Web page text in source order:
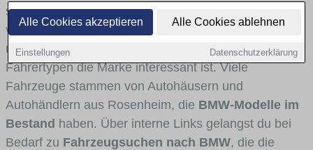
Alle Cookies akzeptieren Alle Cookies ablehnen
Einstellungen Datenschutzerklärung
skizzieren, in welchen Fahrzeugklassen BMW stark
vertreten ist, welche Modellreihen häufig im Stadt-
und Umlandverkehr zu sehen sind und für welche
Fahrertypen die Marke interessant ist. Viele
Fahrzeuge stammen von Autohäusern und
Autohändlern aus Rosenheim, die BMW-Modelle im
Bestand haben. Über interne Links gelangst du bei
Bedarf zu Fahrzeugsuchen nach BMW, die die